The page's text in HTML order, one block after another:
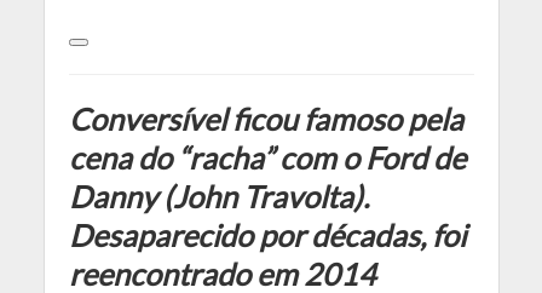
Conversível ficou famoso pela
cena do “racha” com o Ford de
Danny (John Travolta).
Desaparecido por décadas, foi
reencontrado em 2014